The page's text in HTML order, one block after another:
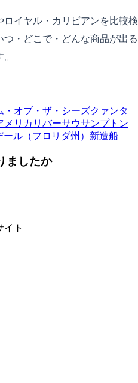
イヤル・カリビアンを比較検
・どこで・どんな商品が出る
・オブ・ザ・シーズクァンタ
メリカリバーサウサンプトン
ル（フロリダ州） 新造船
ましたか
イト